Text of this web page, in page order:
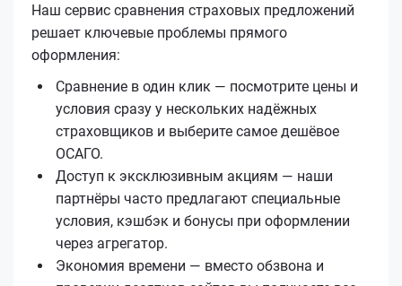
Наш сервис сравнения страховых предложений
решает ключевые проблемы прямого
оформления:
Сравнение в один клик — посмотрите цены и
условия сразу у нескольких надёжных
страховщиков и выберите самое дешёвое
ОСАГО.
Доступ к эксклюзивным акциям — наши
партнёры часто предлагают специальные
условия, кэшбэк и бонусы при оформлении
через агрегатор.
Экономия времени — вместо обзвона и